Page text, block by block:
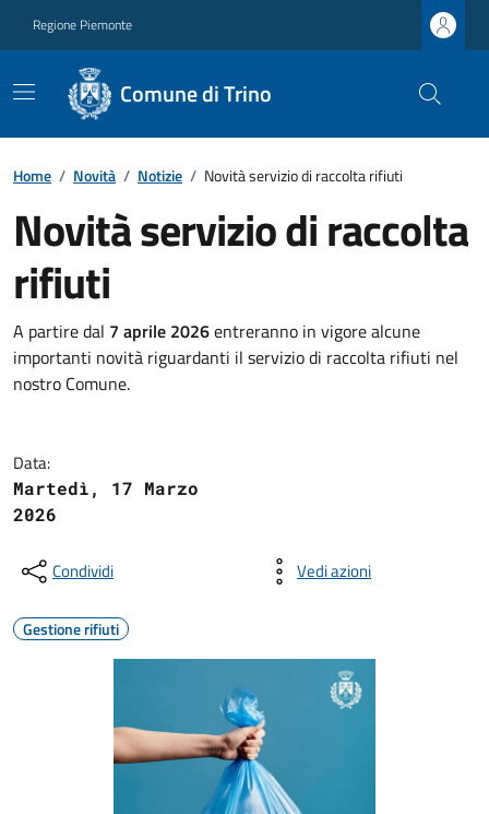
Regione Piemonte
Comune di Trino
Home / Novità / Notizie / Novità servizio di raccolta rifiuti
Novità servizio di raccolta
rifiuti
A partire dal 7 aprile 2026entreranno in vigore alcune
importanti novità riguardanti il servizio di raccolta rifiuti nel
nostro Comune.
Data:
Martedì, 17 Marzo
2026
Condividi Vedi azioni
Gestione rifiuti